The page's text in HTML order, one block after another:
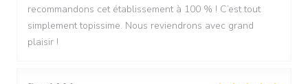
recommandons cet établissement à 100 % ! C’est tout
simplement topissime. Nous reviendrons avec grand
plaisir !